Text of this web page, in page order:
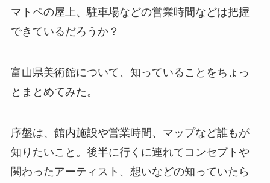
マトペの屋上、駐車場などの営業時間などは把握
できているだろうか？
富山県美術館について、知っていることをちょっ
とまとめてみた。
序盤は、館内施設や営業時間、マップなど誰もが
知りたいこと。後半に行くに連れてコンセプトや
関わったアーティスト、想いなどの知っていたら